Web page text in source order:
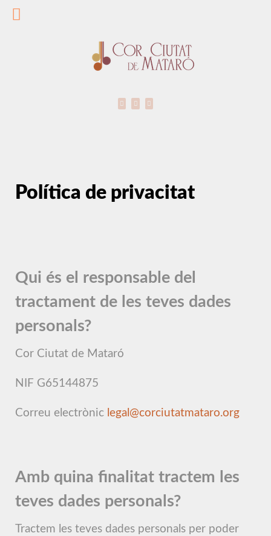
Política de privacitat
Qui és el responsable del
tractament de les teves dades
personals?
Cor Ciutat de Mataró
NIF G65144875
Correu electrònic legal@corciutatmataro.org
Amb quina finalitat tractem les
teves dades personals?
Tractem les teves dades personals per poder